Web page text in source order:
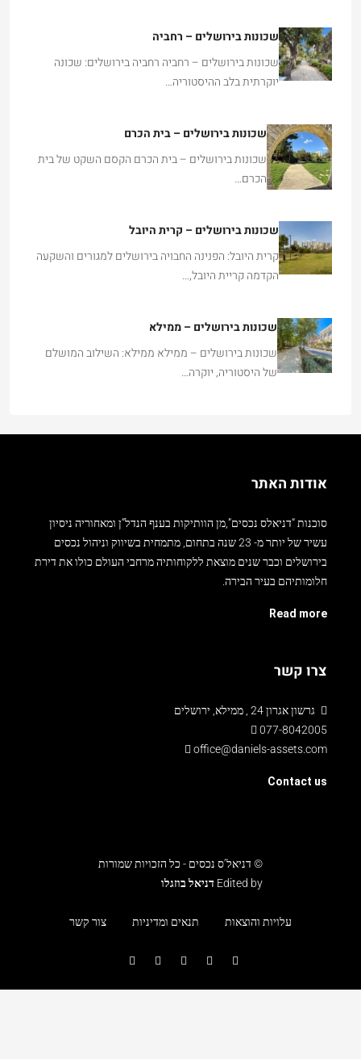
שכונות בירושלים – רחביה
שכונות בירושלים – רחביה רחביה בירושלים: שכונה
יוקרתית בלב ההיסטוריה…
שכונות בירושלים – בית הכרם
שכונות בירושלים – בית הכרם הקסם השקט של בית
הכרם…
שכונות בירושלים – קרית היובל
קרית היובל: הפנינה החבויה בירושלים למגורים והשקעה
הקדמה קריית היובל,…
שכונות בירושלים – ממילא
שכונות בירושלים – ממילא ממילא: השילוב המושלם
של היסטוריה, יוקרה…
אודות האתר
סוכנות “דניאלס נכסים”,מן הוותיקות בענף הנדל”ן ומאחוריה ניסיון
עשיר של יותר מ- 23 שנה בתחום, מתמחית בשיווק וניהול נכסים
בירושלים וכבר שנים מוצאת ללקוחותיה מרחבי העולם כולו את דירת
חלומותיהם בעיר הבירה.
Read more
צרו קשר
גרשון אגרון 24 , ממילא, ירושלים
077-8042005
office@daniels-assets.com
Contact us
© דניאל’ס נכסים - כל הזכויות שמורות
Edited byדניאל בוזגלו
עלויות והוצאות תנאים ומדיניות צור קשר